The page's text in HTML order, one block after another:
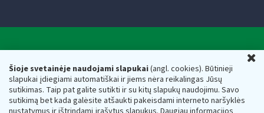
Šioje svetainėje naudojami slapukai(angl. cookies). Būtinieji
slapukai įdiegiami automatiškai ir jiems nėra reikalingas Jūsų
sutikimas. Taip pat galite sutikti ir su kitų slapukų naudojimu. Savo
sutikimą bet kada galėsite atšaukti pakeisdami interneto naršyklės
Respublikos finansų ministerijos
Biudžetinė įstaiga. Juridinio asmens kodas — 188659752,
adresas: Vasario 16-osios g. 14, 01107 Vilnius, Lietuva, el.paštas:
vmi@vmi.lt, E. pristatymo dėžutės adresas 188659752